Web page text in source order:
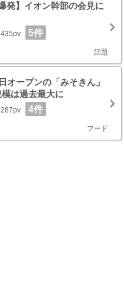
発】イオン幹部の会見に
5件
話題
オープンの「みそきん」
は過去最大に
4件
フード